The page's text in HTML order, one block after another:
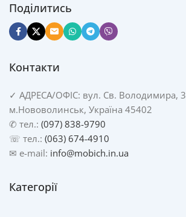
Поділитись
Контакти
✓ АДРЕСА/ОФІС: вул. Св. Володимира, 3
м.Нововолинськ, Україна 45402
✆ тел.: (097) 838-9790
☏ тел.: (063) 674-4910
✉ e-mail: info@mobich.in.ua
Категорії